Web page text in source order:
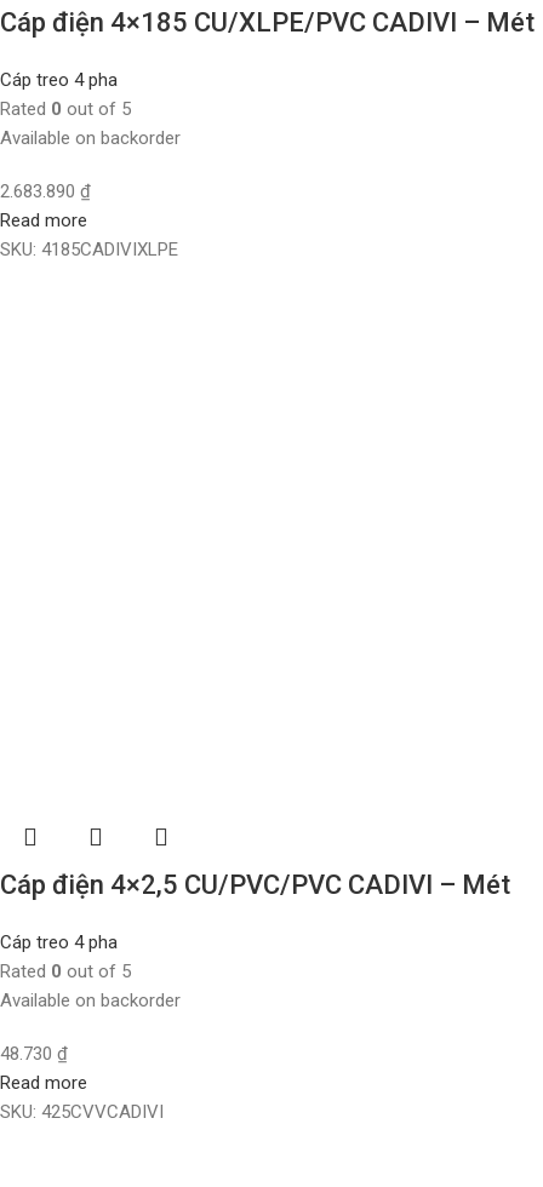
Cáp điện 4×185 CU/XLPE/PVC CADIVI – Mét
Cáp treo 4 pha
Rated 0 out of 5
Available on backorder
2.683.890 ₫
Read more
SKU: 4185CADIVIXLPE
Cáp điện 4×2,5 CU/PVC/PVC CADIVI – Mét
Cáp treo 4 pha
Rated 0 out of 5
Available on backorder
48.730 ₫
Read more
SKU: 425CVVCADIVI